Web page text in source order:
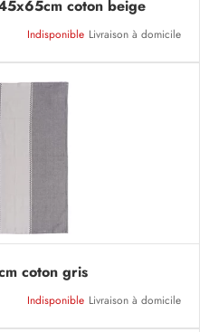
coton beige
Indisponible Livraison à domicile
coton gris
Indisponible Livraison à domicile